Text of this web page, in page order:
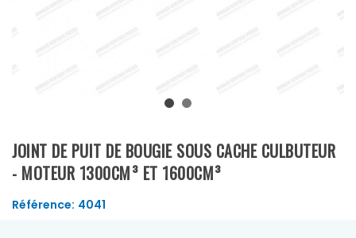
JOINT DE PUIT DE BOUGIE SOUS CACHE CULBUTEUR
- MOTEUR 1300CM³ ET 1600CM³
Référence: 4041